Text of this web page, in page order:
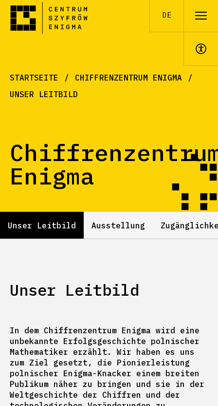
DE
STARTSEITE
CHIFFRENZENTRUM ENIGMA
UNSER LEITBILD
Enigma
Unser Leitbild Ausstellung
Unser Leitbild
In dem Chiffrenzentrum Enigma wird eine
unbekannte Erfolgsgeschichte polnischer
Mathematiker erzählt. Wir haben es uns
zum Ziel gesetzt, die Pionierleistung
polnischer Enigma-Knacker einem breiten
Publikum näher zu bringen und sie in der
Weltgeschichte der Chiffren und der